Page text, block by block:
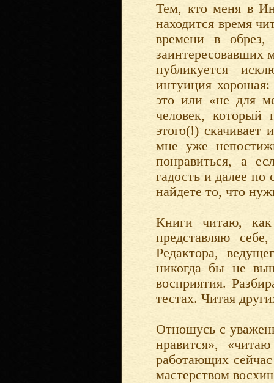
Тем, кто меня в
находится время
времени в
заинтересовавших
публикуется
интуиция
это или «не для
человек, который
этого(!)
мне уже
понравиться, а
гадость и далее по
найдете то, что
Книги читаю,
представляю
Редактора,
никогда бы не
восприятия.
тестах. Читая
Отношусь с
нравится»,
работающих
мастерством